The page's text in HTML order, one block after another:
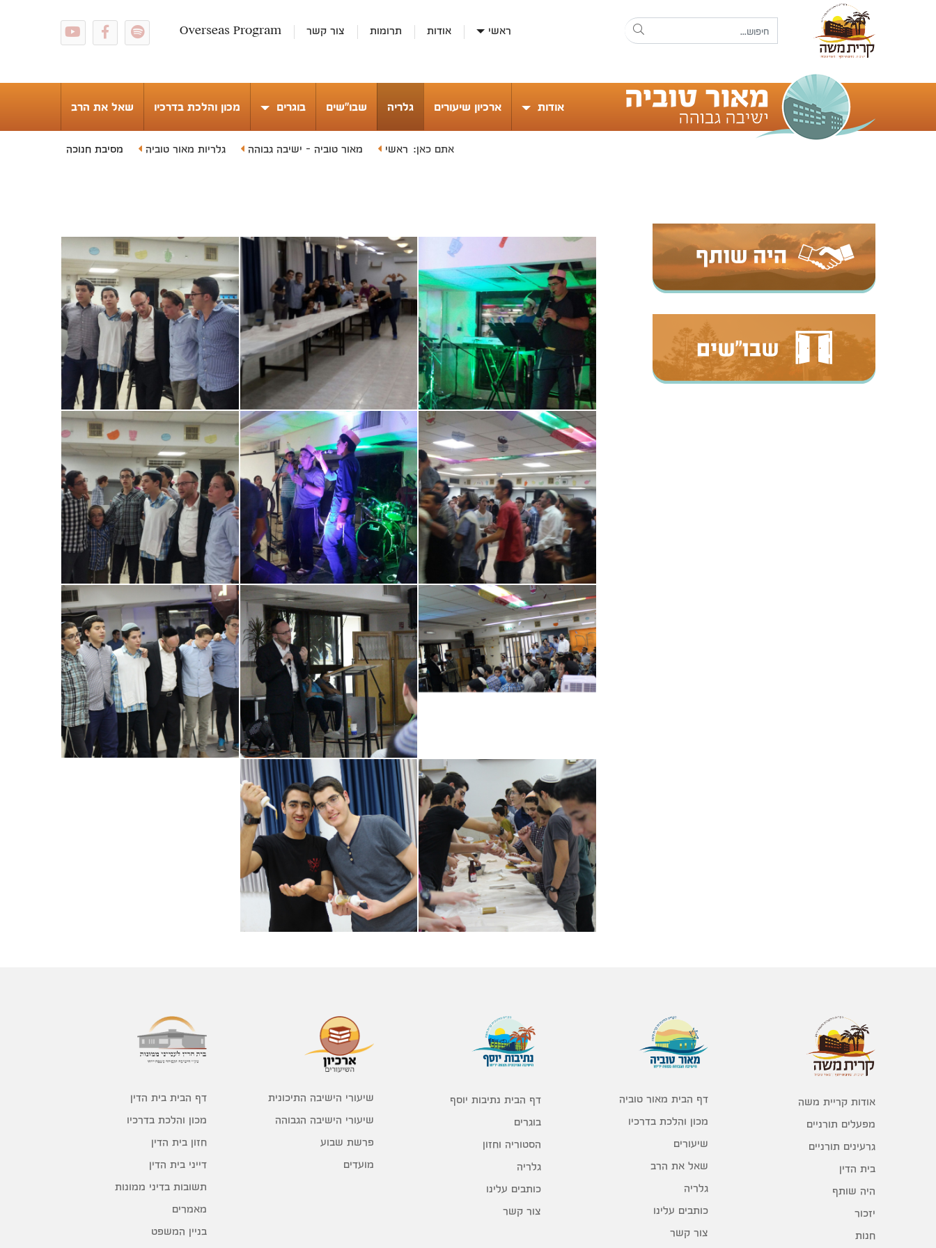
ראשי אודות תרומות צור קשר Overseas Program
אודות ארכיון שיעורים גלריה שבו"שים בוגרים מכון והלכת בדרכיו שאל את הרב
אתם כאן: ראשי מאור טוביה - ישיבה גבוהה גלריות מאור טוביה מסיבת חנוכה
אודות קריית משה
מפעלים תורניים
גרעינים תורניים
בית הדין
היה שותף
יזכור
חנות
דף הבית מאור טוביה
מכון והלכת בדרכיו
שיעורים
שאל את הרב
גלריה
כותבים עלינו
צור קשר
דף הבית נתיבות יוסף
בוגרים
הסטוריה וחזון
גלריה
כותבים עלינו
צור קשר
שיעורי הישיבה התיכונית
שיעורי הישיבה הגבוהה
פרשת שבוע
מועדים
דף הבית בית הדין
מכון והלכת בדרכיו
חזון בית הדין
דייני בית הדין
תשובות בדיני ממונות
מאמרים
בניין המשפט